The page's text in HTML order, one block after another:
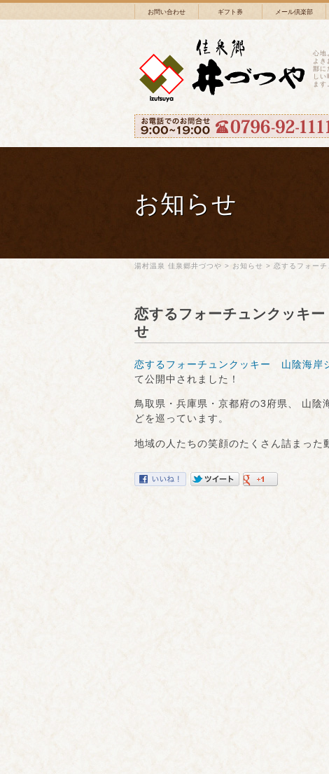
お問い合わせ ギフト券 メール倶楽部
心地
よき
鄙に
し
ます
お知らせ
湯村温泉 佳泉郷井づつや > お知らせ > 恋するフォー
恋するフォーチュンクッキ
せ
恋するフォーチュンクッキー 山陰海岸
て公開中されました！
鳥取県・兵庫県・京都府の3府県、 山陰
どを巡っています。
地域の人たちの笑顔のたくさん詰まった